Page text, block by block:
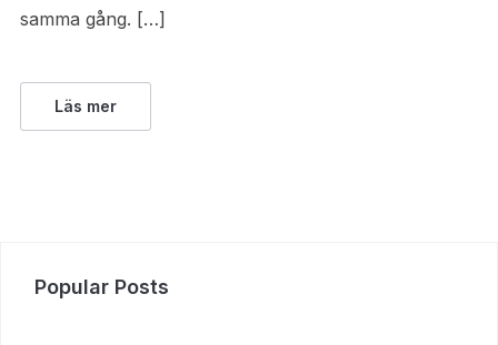
samma gång. […]
Läs mer
Popular Posts